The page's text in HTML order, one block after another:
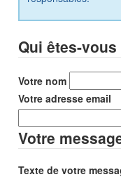
Qui êtes-vous
Votre nom
Votre adresse email
Votre
Texte de votre